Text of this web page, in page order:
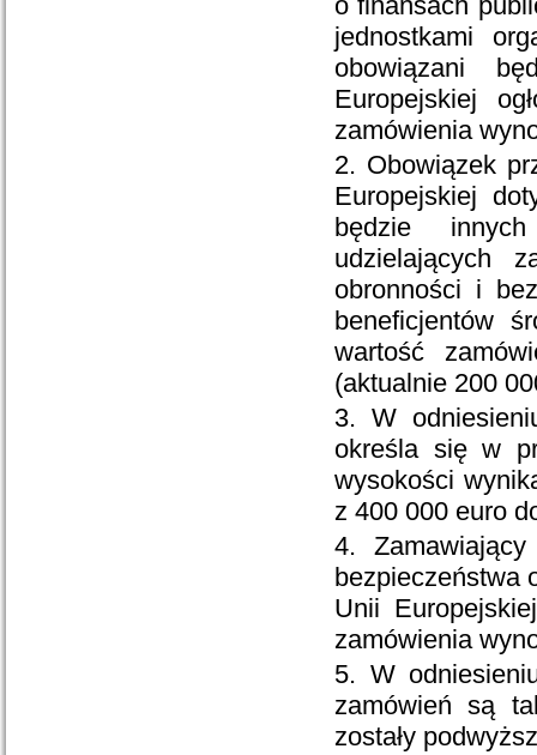
jednostkami
obowiązani
Europejskiej
zamówienia
Obowiązek
Europejskiej
będzie
udzielających
obronności i
beneficjentów
wartość
(aktualnie 200
W
określa się w
wysokości
z 400 000 euro
bezpieczeństwa
Unii
zamówienia
W
zamówień są
zostały